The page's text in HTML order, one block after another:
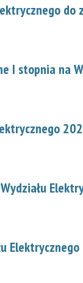
I stopnia na